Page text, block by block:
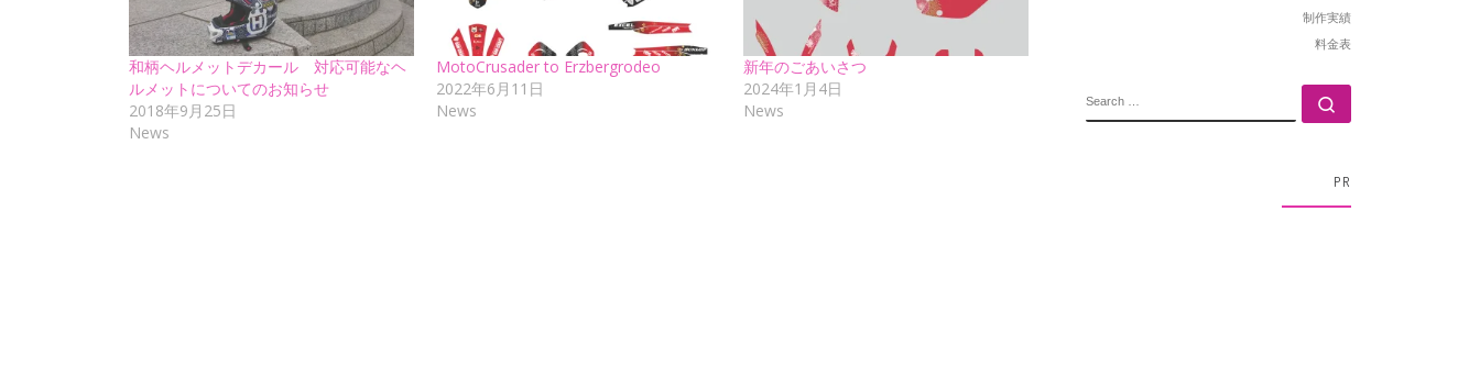
和柄ヘルメットデカール 対応可能なヘ
ルメットについてのお知らせ
2018年9月25日
News
MotoCrusader to Erzbergrodeo
2022年6月11日
News
新年のごあいさつ
2024年1月4日
News
制作実績
料金表
PR